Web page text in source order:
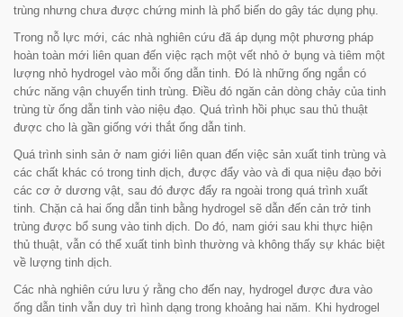
trùng nhưng chưa được chứng minh là phổ biến do gây tác dụng phụ.
Trong nỗ lực mới, các nhà nghiên cứu đã áp dụng một phương pháp
hoàn toàn mới liên quan đến việc rạch một vết nhỏ ở bụng và tiêm một
lượng nhỏ hydrogel vào mỗi ống dẫn tinh. Đó là những ống ngắn có
chức năng vận chuyển tinh trùng. Điều đó ngăn cản dòng chảy của tinh
trùng từ ống dẫn tinh vào niệu đạo. Quá trình hồi phục sau thủ thuật
được cho là gần giống với thắt ống dẫn tinh.
Quá trình sinh sản ở nam giới liên quan đến việc sản xuất tinh trùng và
các chất khác có trong tinh dịch, được đẩy vào và đi qua niệu đạo bởi
các cơ ở dương vật, sau đó được đẩy ra ngoài trong quá trình xuất
tinh. Chặn cả hai ống dẫn tinh bằng hydrogel sẽ dẫn đến cản trở tinh
trùng được bổ sung vào tinh dịch. Do đó, nam giới sau khi thực hiện
thủ thuật, vẫn có thể xuất tinh bình thường và không thấy sự khác biệt
về lượng tinh dịch.
Các nhà nghiên cứu lưu ý rằng cho đến nay, hydrogel được đưa vào
ống dẫn tinh vẫn duy trì hình dạng trong khoảng hai năm. Khi hydrogel